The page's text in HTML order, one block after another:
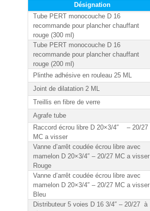
Désignation
Tube PERT monocouche D 16
recommande pour plancher chauffant
rouge (300 ml)
Tube PERT monocouche D 16
recommande pour plancher chauffant
rouge (200 ml)
Plinthe adhésive en rouleau 25 ML
Joint de dilatation 2 ML
Treillis en fibre de verre
Agrafe tube
Raccord écrou libre D 20×3/4″ – 20/27
MC a visser
Vanne d’arrêt coudée écrou libre avec
mamelon D 20×3/4″ – 20/27 MC a visser
Rouge
Vanne d’arrêt coudée écrou libre avec
mamelon D 20×3/4″ – 20/27 MC a visser
Bleu
Distributeur 5 voies D 16 3/4″ – 20/27 à